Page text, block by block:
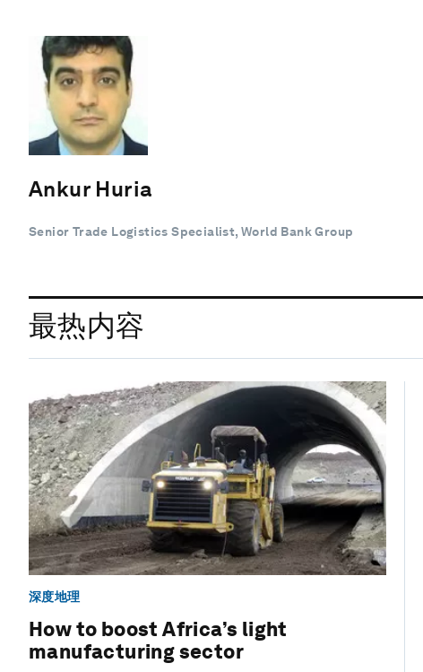
Ankur Huria
Senior Trade Logistics Specialist, World Bank Group
最热内容
深度地理
How to boost Africa’s light
manufacturing sector